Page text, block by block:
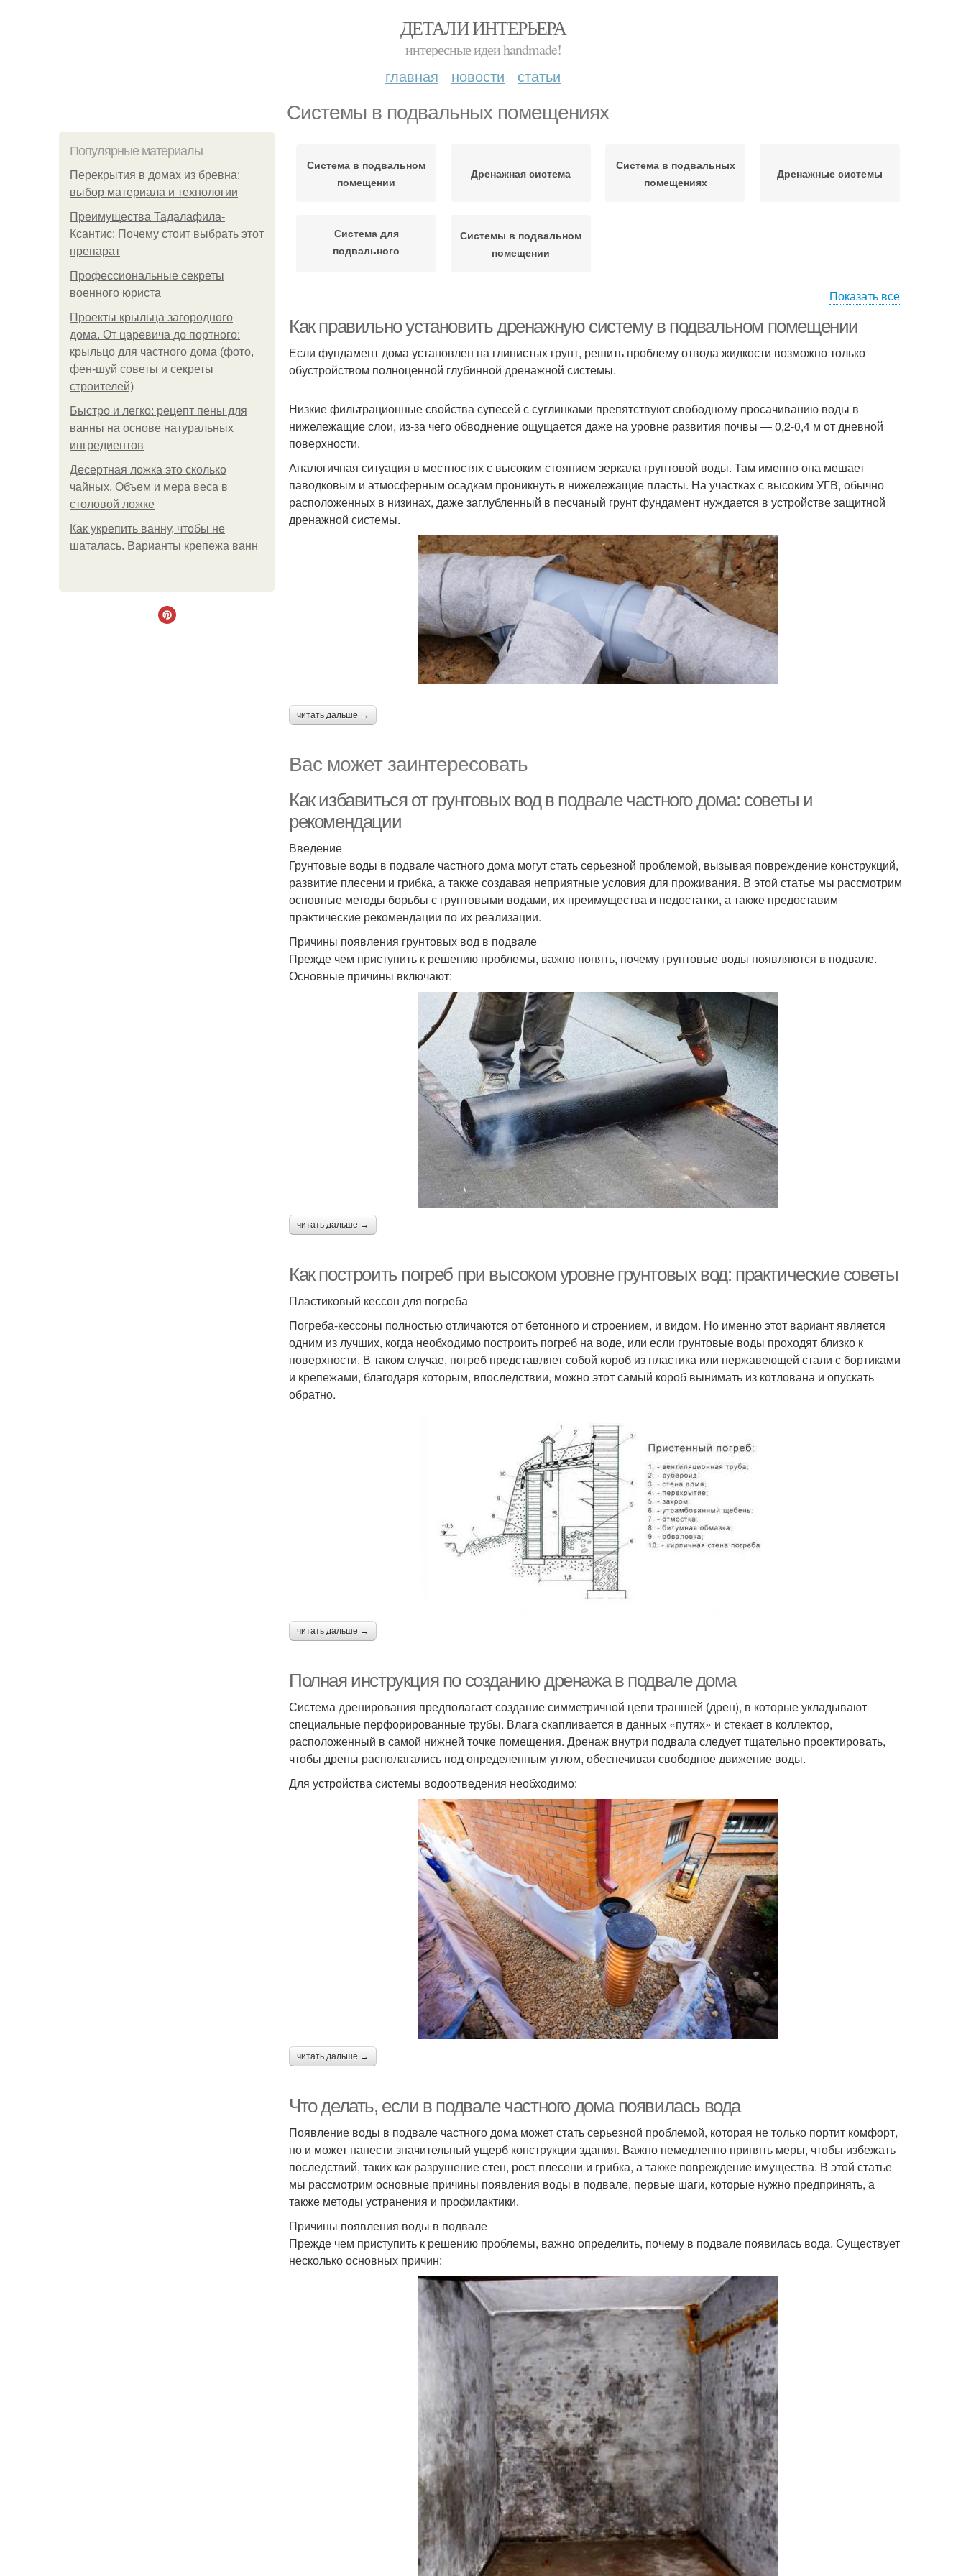
ДЕТАЛИ ИНТЕРЬЕРА
интересные идеи handmade!
главная новости статьи
Системы в подвальных помещениях
Популярные материалы
Перекрытия в домах из бревна:
выбор материала и технологии
Преимущества Тадалафила-
Ксантис: Почему стоит выбрать этот
препарат
Профессиональные секреты
военного юриста
Проекты крыльца загородного
дома. От царевича до портного:
крыльцо для частного дома (фото,
фен-шуй советы и секреты
строителей)
Быстро и легко: рецепт пены для
ванны на основе натуральных
ингредиентов
Десертная ложка это сколько
чайных. Объем и мера веса в
столовой ложке
Как укрепить ванну, чтобы не
шаталась. Варианты крепежа ванн
Система в подвальном
помещении
Дренажная система
Система в подвальных
помещениях
Дренажные системы
Система для
подвального
Системы в подвальном
помещении
Показать все
Как правильно установить дренажную систему в подвальном помещении
Если фундамент дома установлен на глинистых грунт, решить проблему отвода жидкости возможно только
обустройством полноценной глубинной дренажной системы.
Низкие фильтрационные свойства супесей с суглинками препятствуют свободному просачиванию воды в
нижележащие слои, из-за чего обводнение ощущается даже на уровне развития почвы — 0,2-0,4 м от дневной
поверхности.
Аналогичная ситуация в местностях с высоким стоянием зеркала грунтовой воды. Там именно она мешает
паводковым и атмосферным осадкам проникнуть в нижележащие пласты. На участках с высоким УГВ, обычно
расположенных в низинах, даже заглубленный в песчаный грунт фундамент нуждается в устройстве защитной
дренажной системы.
читать дальше →
Вас может заинтересовать
Как избавиться от грунтовых вод в подвале частного дома: советы и
рекомендации
Введение
Грунтовые воды в подвале частного дома могут стать серьезной проблемой, вызывая повреждение конструкций,
развитие плесени и грибка, а также создавая неприятные условия для проживания. В этой статье мы рассмотрим
основные методы борьбы с грунтовыми водами, их преимущества и недостатки, а также предоставим
практические рекомендации по их реализации.
Причины появления грунтовых вод в подвале
Прежде чем приступить к решению проблемы, важно понять, почему грунтовые воды появляются в подвале.
Основные причины включают:
читать дальше →
Как построить погреб при высоком уровне грунтовых вод: практические советы
Пластиковый кессон для погреба
Погреба-кессоны полностью отличаются от бетонного и строением, и видом. Но именно этот вариант является
одним из лучших, когда необходимо построить погреб на воде, или если грунтовые воды проходят близко к
поверхности. В таком случае, погреб представляет собой короб из пластика или нержавеющей стали с бортиками
и крепежами, благодаря которым, впоследствии, можно этот самый короб вынимать из котлована и опускать
обратно.
читать дальше →
Полная инструкция по созданию дренажа в подвале дома
Система дренирования предполагает создание симметричной цепи траншей (дрен), в которые укладывают
специальные перфорированные трубы. Влага скапливается в данных «путях» и стекает в коллектор,
расположенный в самой нижней точке помещения. Дренаж внутри подвала следует тщательно проектировать,
чтобы дрены располагались под определенным углом, обеспечивая свободное движение воды.
Для устройства системы водоотведения необходимо:
читать дальше →
Что делать, если в подвале частного дома появилась вода
Появление воды в подвале частного дома может стать серьезной проблемой, которая не только портит комфорт,
но и может нанести значительный ущерб конструкции здания. Важно немедленно принять меры, чтобы избежать
последствий, таких как разрушение стен, рост плесени и грибка, а также повреждение имущества. В этой статье
мы рассмотрим основные причины появления воды в подвале, первые шаги, которые нужно предпринять, а
также методы устранения и профилактики.
Причины появления воды в подвале
Прежде чем приступить к решению проблемы, важно определить, почему в подвале появилась вода. Существует
несколько основных причин: